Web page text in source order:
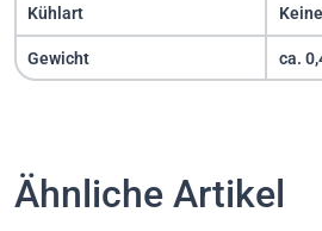
Kühlart
Gewicht ca.
Ähnliche Artikel